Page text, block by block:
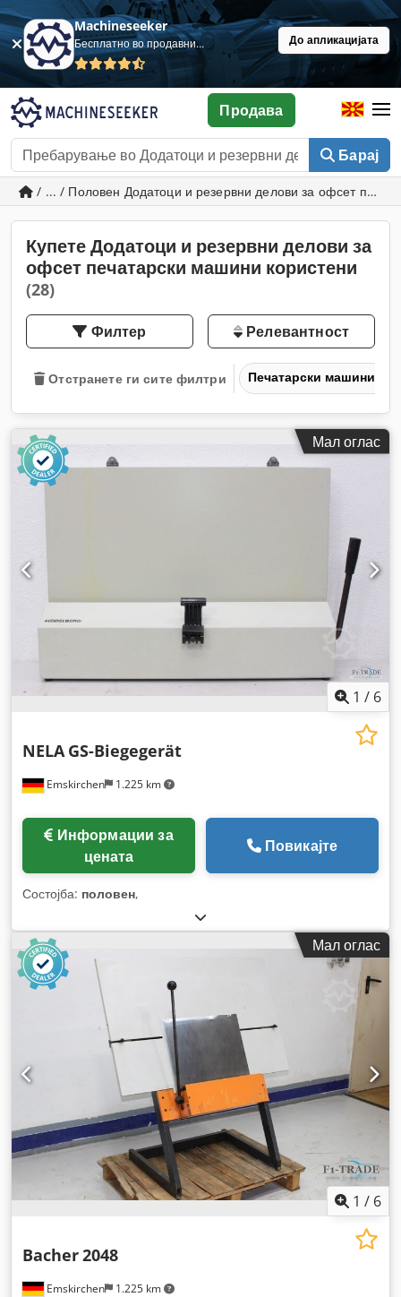
Machineseeker
Бесплатно во продавница До апликацијата
Барај
Продава
/ ... / Половен Додатоци и резервни делови за офсет
Купете Додатоци и резервни делови за
офсет печатарски машини користени
(28)
Филтер Релевантност
Отстранете ги сите филтри Печатарски машини и
Мал оглас
1 / 6
Emskirchen 1.225 km
NELA GS-Biegegerät
цената
Повикајте
Состојба: половен,
Мал оглас
1 / 6
Emskirchen 1.225 km
Bacher2048